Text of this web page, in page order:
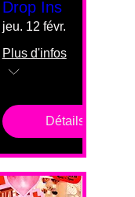
Drop Ins
jeu. 12 févr.
Plus d'infos
Détails